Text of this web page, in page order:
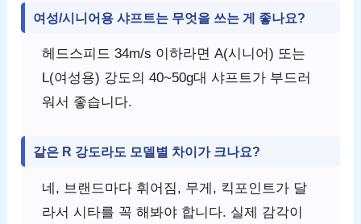
여성/시니어용 샤프트는 무엇을 쓰는 게 좋나요?
헤드스피드 34m/s 이하라면 A(시니어) 또는
L(여성용) 강도의 40~50g대 샤프트가 부드러
워서 좋습니다.
같은 R 강도라도 모델별 차이가 크나요?
네, 브랜드마다 휘어짐, 무게, 킥포인트가 달
라서 시타를 꼭 해봐야 합니다. 실제 감각이